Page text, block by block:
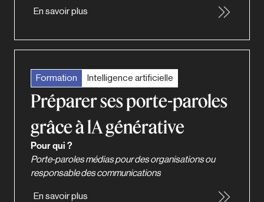
En savoir plus
Formation Intelligence artificielle
Préparer ses porte-paroles
grâce à lA générative
Pour qui ?
Porte-paroles médias pour des organisations ou
responsable des communications
En savoir plus